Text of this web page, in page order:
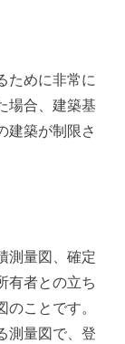
ために非常に
場合、建築基
建築が制限さ
測量図、確定
有者との立ち
ことです。
測量図で、登